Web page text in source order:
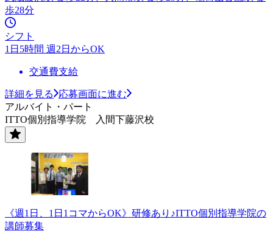
歩28分
シフト
1日5時間 週2日からOK
交通費支給
詳細を見る
応募画面に進む
アルバイト・パート
ITTO個別指導学院 入間下藤沢校
《週1日、1日1コマからOK》研修あり♪ITTO個別指導学院の
講師募集